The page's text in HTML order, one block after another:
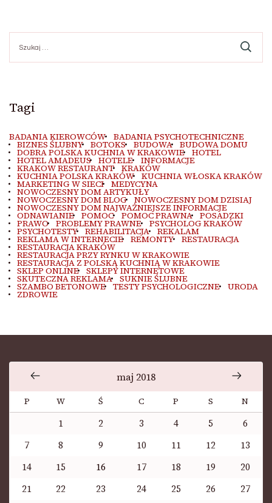
Tagi
BADANIA KIEROWCÓW BADANIA PSYCHOTECHNICZNE
BIZNES ŚLUBNY BOTOKS BUDOWA BUDOWA DOMU
DOBRA POLSKA KUCHNIA W KRAKOWIE HOTEL
HOTEL AMADEUS HOTELE INFORMACJE
KRAKOW RESTAURANT KRAKÓW
KUCHNIA POLSKA KRAKÓW KUCHNIA WŁOSKA KRAKÓW
MARKETING W SIECI MEDYCYNA
NOWOCZESNY DOM ARTYKUŁY
NOWOCZESNY DOM BLOG NOWOCZESNY DOM DZISIAJ
NOWOCZESNY DOM NAJWAŻNIEJSZE INFORMACJE
ODNAWIANIE POMOC POMOC PRAWNA POSADZKI
PRAWO PROBLEMY PRAWNE PSYCHOLOG KRAKÓW
PSYCHOTESTY REHABILITACJA REKALAM
REKLAMA W INTERNECIE REMONTY RESTAURACJA
RESTAURACJA KRAKÓW
RESTAURACJA PRZY RYNKU W KRAKOWIE
RESTAURACJA Z POLSKĄ KUCHNIĄ W KRAKOWIE
SKLEP ONLINE SKLEPY INTERNETOWE
SKUTECZNA REKLAMA SUKNIE ŚLUBNE
SZAMBO BETONOWE TESTY PSYCHOLOGICZNE URODA
ZDROWIE
maj 2018
P W Ś C P S N
1 2 3 4 5
6
7
8 9 10 11 12
13
14
15 16 17 18 19
20
21
22 23 24 25 26
27